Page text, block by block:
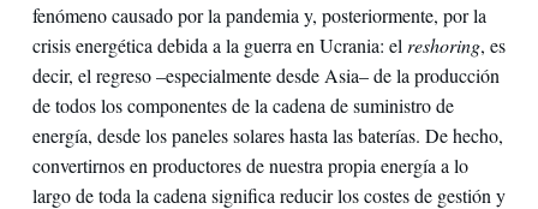
fenómeno causado por la pandemia y, posteriormente, por la
crisis energética debida a la guerra en Ucrania: el reshoring, es
decir, el regreso –especialmente desde Asia– de la producción
de todos los componentes de la cadena de suministro de
energía, desde los paneles solares hasta las baterías. De hecho,
convertirnos en productores de nuestra propia energía a lo
largo de toda la cadena significa reducir los costes de gestión y